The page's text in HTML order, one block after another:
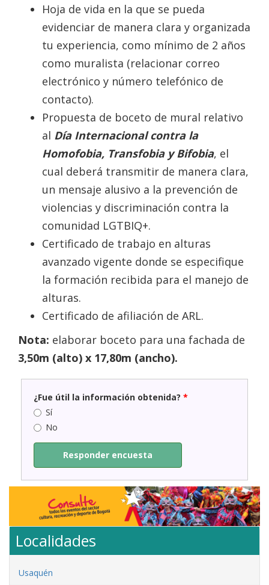
Hoja de vida en la que se pueda
evidenciar de manera clara y organizada
tu experiencia, como mínimo de 2 años
como muralista (relacionar correo
electrónico y número telefónico de
contacto).
Propuesta de boceto de mural relativo
al Día Internacional contra la
Homofobia, Transfobia y Bifobia, el
cual deberá transmitir de manera clara,
un mensaje alusivo a la prevención de
violencias y discriminación contra la
comunidad LGTBIQ+.
Certificado de trabajo en alturas
avanzado vigente donde se especifique
la formación recibida para el manejo de
alturas.
Certificado de afiliación de ARL.
Nota: elaborar boceto para una fachada de
3,50m (alto) x 17,80m (ancho).
¿Fue útil la información obtenida? *
Sí
No
Responder encuesta
Localidades
Usaquén